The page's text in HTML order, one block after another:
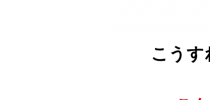
こう